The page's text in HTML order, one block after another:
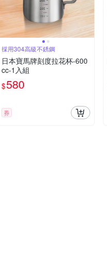
採用304高級不銹鋼
日本寶馬牌刻度拉花杯-600
cc-1入組
$580
券